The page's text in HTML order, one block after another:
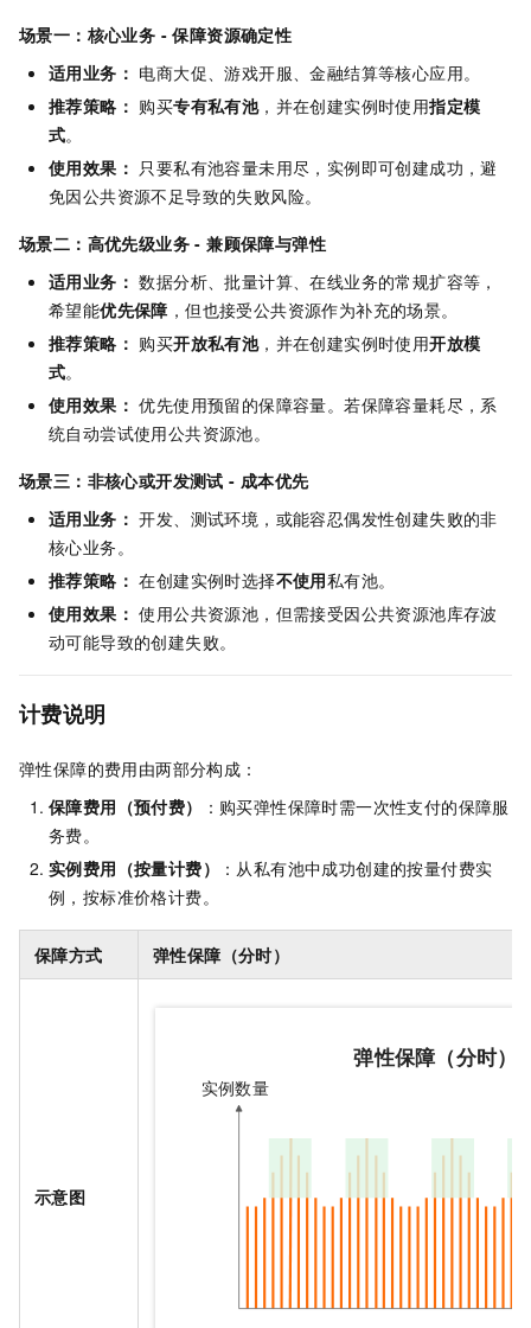
场景一：核心业务 - 保障资源确定性
适用业务： 电商大促、游戏开服、金融结算等核心应用。
推荐策略： 购买专有私有池，并在创建实例时使用指定模
式。
使用效果： 只要私有池容量未用尽，实例即可创建成功，避
免因公共资源不足导致的失败风险。
场景二：高优先级业务 - 兼顾保障与弹性
适用业务： 数据分析、批量计算、在线业务的常规扩容等，
希望能优先保障 ，但也接受公共资源作为补充的场景。
推荐策略： 购买开放私有池，并在创建实例时使用开放模
式。
使用效果： 优先使用预留的保障容量。若保障容量耗尽，系
统自动尝试使用公共资源池。
场景三：非核心或开发测试 - 成本优先
适用业务： 开发、测试环境，或能容忍偶发性创建失败的非
核心业务。
推荐策略： 在创建实例时选择不使用私有池。
使用效果： 使用公共资源池，但需接受因公共资源池库存波
动可能导致的创建失败。
计费说明
弹性保障的费用由两部分构成：
保障费用（预付费）
：购买弹性保障时需一次性支付的保障服
务费。
实例费用（按量计费）
：从私有池中成功创建的按量付费实
例，按标准价格计费。
保障方式 弹性保障（分时）
示意图